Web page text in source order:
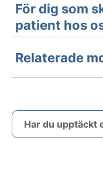
För dig som
patient hos
Relaterade
Har du upptäckt